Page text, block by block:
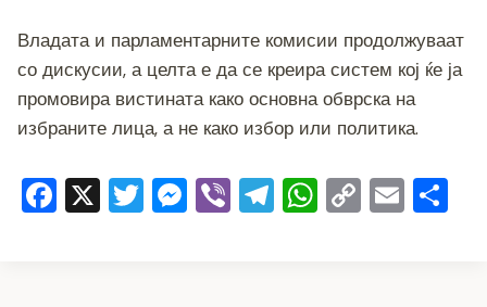
Владата и парламентарните комисии продолжуваат
со дискусии, а целта е да се креира систем кој ќе ја
промовира вистината како основна обврска на
избраните лица, а не како избор или политика.
F X T M Vi T W C E